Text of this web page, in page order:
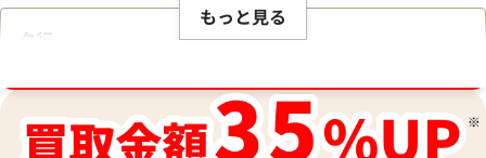
タ行
ナ行
もっと見る